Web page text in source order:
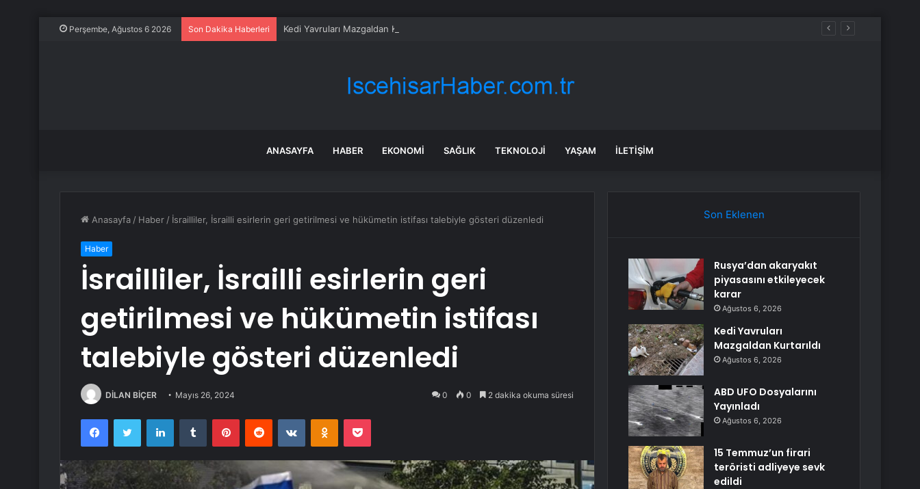
Perşembe, Ağustos 6 2026 Son Dakika Haberleri Kedi Yavruları Mazgaldan Kurtarıldı
ANASAYFA HABER EKONOMI SAĞLIK TEKNOLOJI YAŞAM İLETIŞIM
Anasayfa / Haber / İsrailliler, İsrailli esirlerin geri getirilmesi ve hükümetin istifası talebiyle gösteri düzenledi
Haber
İsrailliler, İsrailli esirlerin geri
getirilmesi ve hükümetin istifası
talebiyle gösteri düzenledi
DİLAN BİÇER Mayıs 26, 2024 0 0 2 dakika okuma süresi
FacebookTwitter LinkedInTumblr PinterestReddit VKontakteOdnoklassniki
Pocket
Son Eklenen
Rusya’dan akaryakıt
piyasasını etkileyecek
karar
Ağustos 6, 2026
Kedi Yavruları
Mazgaldan Kurtarıldı
Ağustos 6, 2026
ABD UFO Dosyalarını
Yayınladı
Ağustos 6, 2026
15 Temmuz’un firari
teröristi adliyeye sevk
edildi